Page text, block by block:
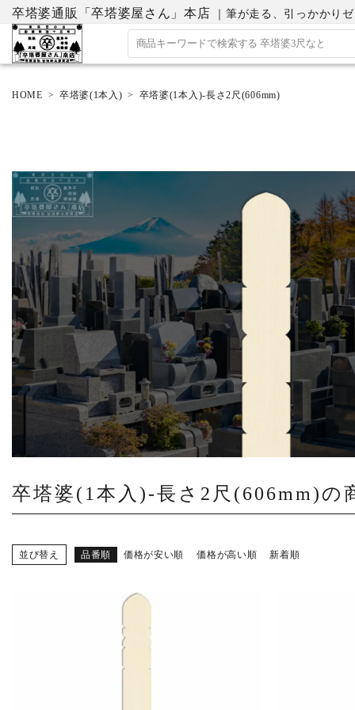
卒塔婆通販「卒塔婆屋さん」本店 ｜筆が走る、引っかかりゼロ
ACCOUNT MENU
ようこそ ゲスト 様
ログイン 会員登録
ホーム
商品から探す
特集
会員メニュー
ご利用ガイド
よみもの
ご購入履歴・再注文
プライバシーポリシー
HOME 卒塔婆(1本入) 卒塔婆(1本入)-長さ2尺(606mm)
卒塔婆(1本入)-長さ2尺(606mm)の
並び替え 品番順 価格が安い順 価格が高い順 新着順